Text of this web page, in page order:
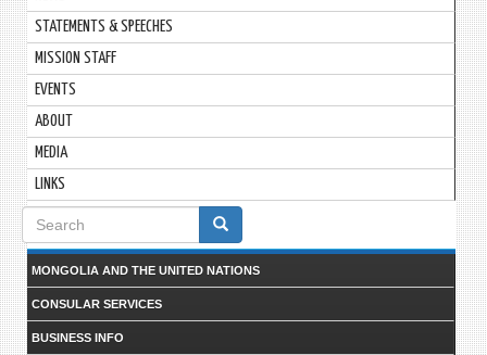
STATEMENTS & SPEECHES
MISSION STAFF
EVENTS
ABOUT
MEDIA
LINKS
Search
form
MONGOLIA AND THE UNITED NATIONS
CONSULAR SERVICES
BUSINESS INFO